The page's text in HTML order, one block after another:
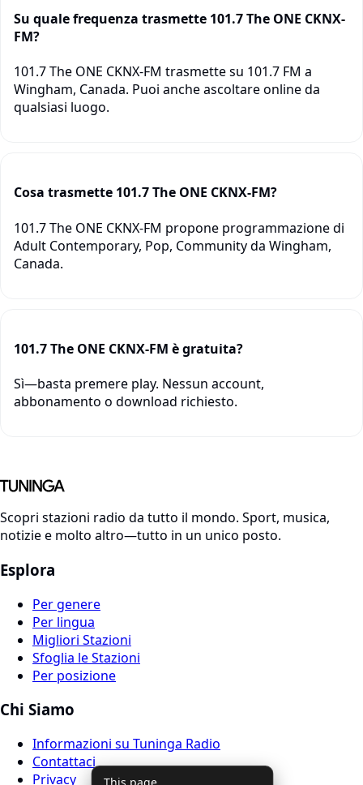
Su quale frequenza trasmette 101.7 The ONE CKNX-
FM?
101.7 The ONE CKNX-FM trasmette su 101.7 FM a
Wingham, Canada. Puoi anche ascoltare online da
qualsiasi luogo.
Cosa trasmette 101.7 The ONE CKNX-FM?
101.7 The ONE CKNX-FM propone programmazione di
Adult Contemporary, Pop, Community da Wingham,
Canada.
101.7 The ONE CKNX-FM è gratuita?
Sì—basta premere play. Nessun account,
abbonamento o download richiesto.
Scopri stazioni radio da tutto il mondo. Sport, musica,
notizie e molto altro—tutto in un unico posto.
Esplora
Per genere
Per lingua
Migliori Stazioni
Sfoglia le Stazioni
Per posizione
Chi Siamo
Informazioni su Tuninga Radio
Contattaci
Privacy